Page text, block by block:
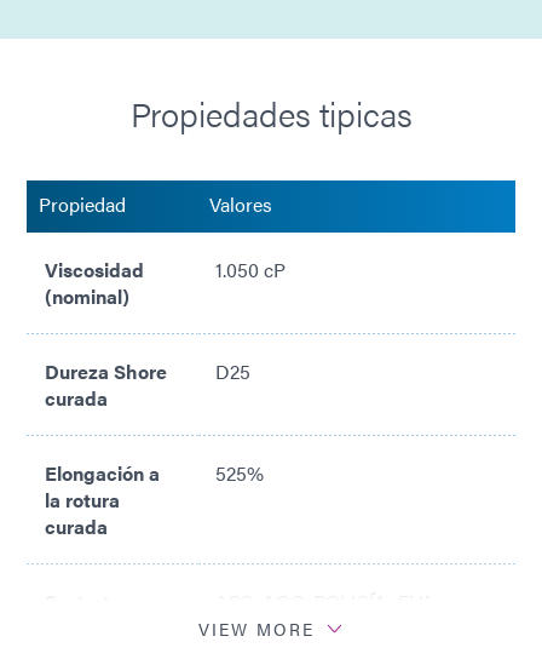
Propiedades tipicas
Propiedad Valores
Viscosidad
(nominal)
1.050 cP
Dureza Shore
curada
D25
Elongación a
la rotura
curada
525%
ABS; AOC; POLICÍA; EVA;
PENSILVANIA; ORDENADOR
VIEW MORE